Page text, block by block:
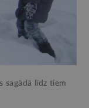
sagādā līdz tiem